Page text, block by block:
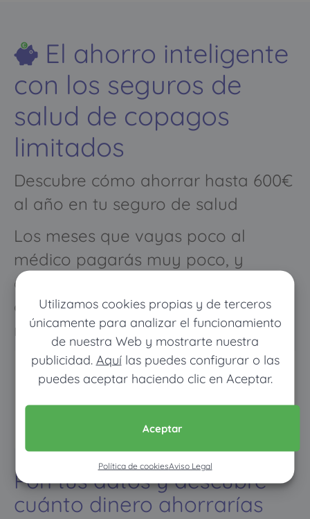
Utilizamos cookies propias y de terceros
únicamente para analizar el funcionamiento
de nuestra Web y mostrarte nuestra
publicidad. Aquílas puedes configurar o las
puedes aceptar haciendo clic en Aceptar.
Aceptar
Política de cookiesAviso Legal
El ahorro inteligente
con los seguros de
salud de copagos
limitados
Descubre cómo ahorrar hasta 600€
al año en tu seguro de salud
Los meses que vayas poco al
médico pagarás muy poco, y
cuando vayas mucho pagarás
como con un seguro médico
normal
Pon tus datos y descubre
cuánto dinero ahorrarías